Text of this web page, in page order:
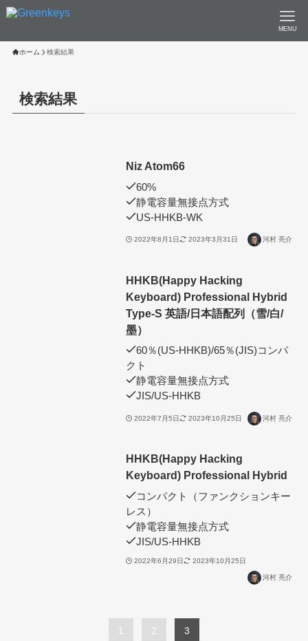
MENU
ホーム 検索結果
検索結果
Niz Atom66
60%
静電容量無接点方式
US-HHKB-WK
2022年8月1日 2023年3月31日 河村 亮介
HHKB(Happy Hacking
Keyboard) Professional Hybrid
Type-S 英語/日本語配列（雪/白/
墨）
60％(US-HHKB)/65％(JIS)コンパ
クト
静電容量無接点方式
JIS/US-HHKB
2022年7月5日 2023年10月25日 河村 亮介
HHKB(Happy Hacking
Keyboard) Professional Hybrid
コンパクト（ファンクションキー
レス）
静電容量無接点方式
JIS/US-HHKB
2022年6月29日 2023年10月25日
河村 亮介
1 2 3